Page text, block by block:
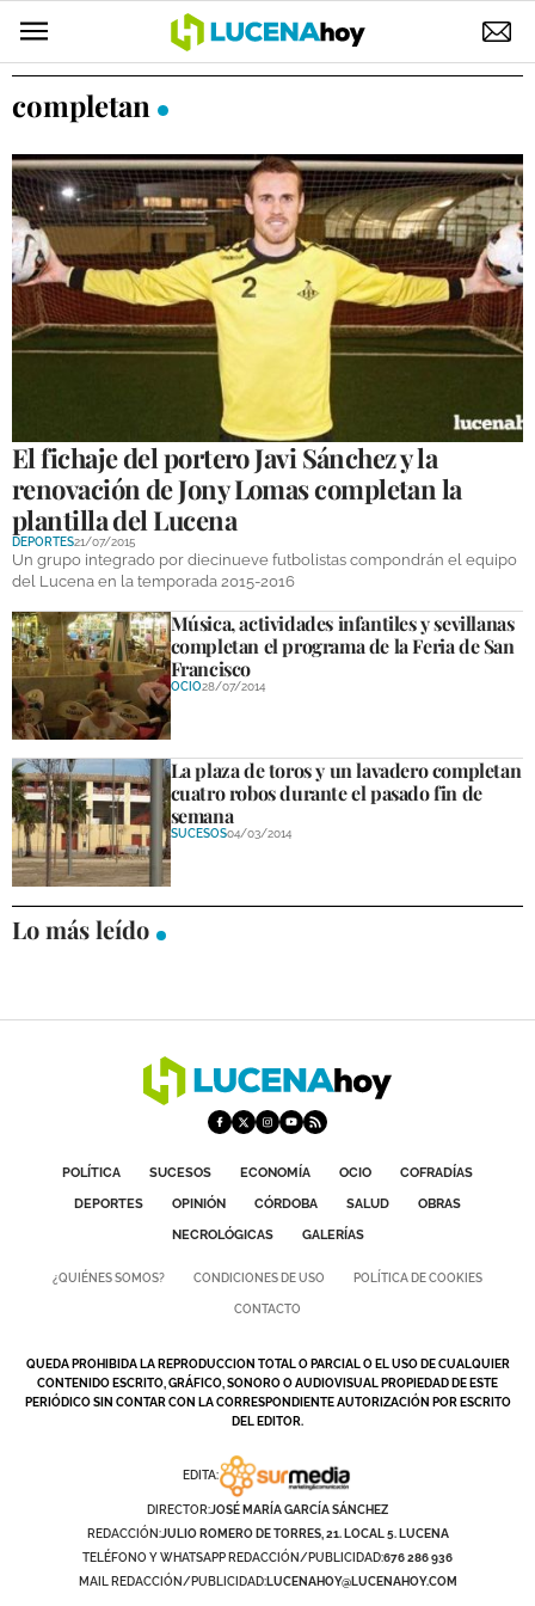
POLÍTICA
ELECCIONES
SUCESOS
ECONOMÍA
DESARROLLO LOCAL
OCIO
COFRADÍAS
DEPORTES
COMPETICIONES
DEPORTE BASE
OPINIÓN
CÓRDOBA
PROVINCIA
SALUD
NECROLÓGICAS
completan
El fichaje del portero Javi Sánchez y la
renovación de Jony Lomas completan la
plantilla del Lucena
DEPORTES21/07/2015
Un grupo integrado por diecinueve futbolistas compondrán el equipo
del Lucena en la temporada 2015-2016
Música, actividades infantiles y sevillanas
completan el programa de la Feria de San
Francisco
OCIO28/07/2014
La plaza de toros y un lavadero completan
cuatro robos durante el pasado fin de
semana
SUCESOS04/03/2014
Lo más leído
POLÍTICA SUCESOS ECONOMÍA OCIO
COFRADÍAS
DEPORTES
OPINIÓN CÓRDOBA SALUD
OBRAS
NECROLÓGICAS
GALERÍAS
¿QUIÉNES SOMOS? CONDICIONES DE USO POLÍTICA DE COOKIES
CONTACTO
QUEDA PROHIBIDA LA REPRODUCCION TOTAL O PARCIAL O EL USO DE CUALQUIER
CONTENIDO ESCRITO, GRÁFICO, SONORO O AUDIOVISUAL PROPIEDAD DE ESTE
PERIÓDICO SIN CONTAR CON LA CORRESPONDIENTE AUTORIZACIÓN POR ESCRITO
DEL EDITOR.
EDITA:
DIRECTOR:JOSÉ MARÍA GARCÍA SÁNCHEZ
REDACCIÓN:JULIO ROMERO DE TORRES, 21. LOCAL 5. LUCENA
TELÉFONO Y WHATSAPP REDACCIÓN/PUBLICIDAD:676 286 936
MAIL REDACCIÓN/PUBLICIDAD:LUCENAHOY@LUCENAHOY.COM